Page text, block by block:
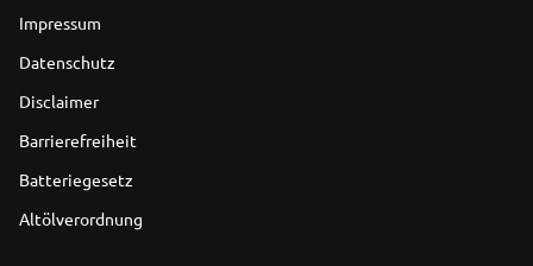
Impressum
Datenschutz
Disclaimer
Barrierefreiheit
Batteriegesetz
Altölverordnung